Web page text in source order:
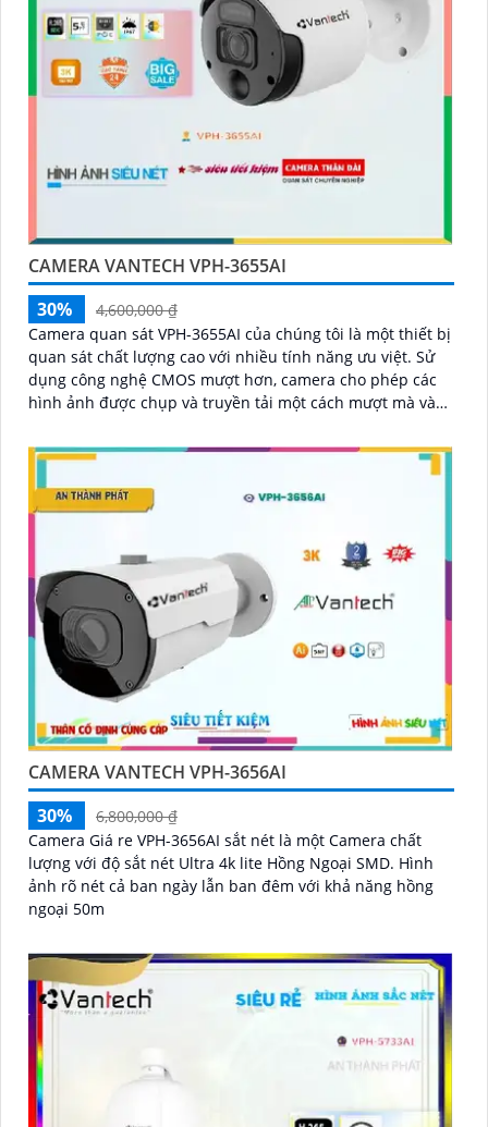
CAMERA VANTECH VPH-3655AI
30%
4,600,000 ₫
Camera quan sát VPH-3655AI của chúng tôi là một thiết bị
quan sát chất lượng cao với nhiều tính năng ưu việt. Sử
dụng công nghệ CMOS mượt hơn, camera cho phép các
hình ảnh được chụp và truyền tải một cách mượt mà và
CAMERA VANTECH VPH-3656AI
30%
6,800,000 ₫
Camera Giá re VPH-3656AI sắt nét là một Camera chất
lượng với độ sắt nét Ultra 4k lite Hồng Ngoại SMD. Hình
ảnh rõ nét cả ban ngày lẫn ban đêm với khả năng hồng
ngoại 50m